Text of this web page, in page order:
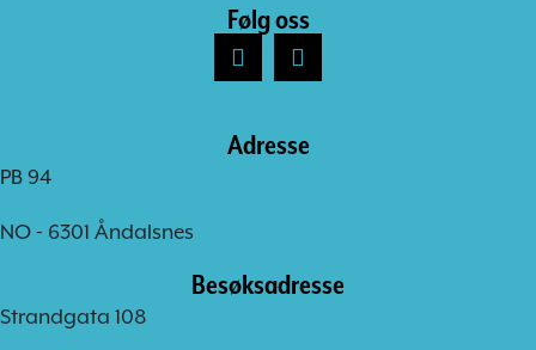
Følg oss
Adresse
PB 94
NO - 6301 Åndalsnes
Besøksadresse
Strandgata 108